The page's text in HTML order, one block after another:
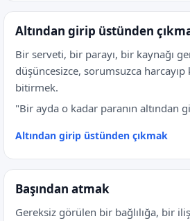
Altından girip üstünden
Bir serveti, bir parayı, bir kaynağı
düşüncesizce, sorumsuzca harcayıp
bitirmek.
"Bir ayda o kadar paranın altından
Altından girip üstünden çıkmak
Başından atmak
Gereksiz görülen bir bağlılığa, bir